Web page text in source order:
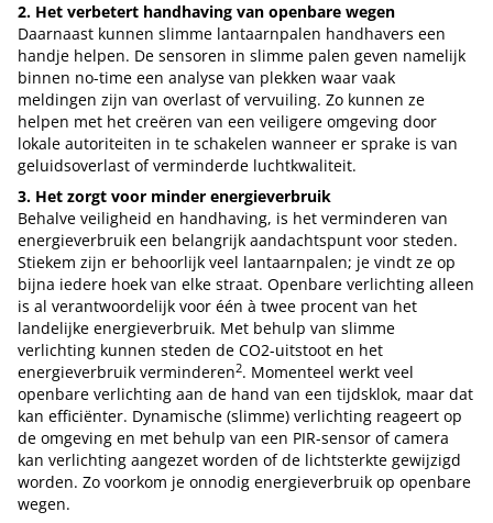
2. Het verbetert handhaving van openbare wegen
Daarnaast kunnen slimme lantaarnpalen handhavers een
handje helpen. De sensoren in slimme palen geven namelijk
binnen no-time een analyse van plekken waar vaak
meldingen zijn van overlast of vervuiling. Zo kunnen ze
helpen met het creëren van een veiligere omgeving door
lokale autoriteiten in te schakelen wanneer er sprake is van
geluidsoverlast of verminderde luchtkwaliteit.
3. Het zorgt voor minder energieverbruik
Behalve veiligheid en handhaving, is het verminderen van
energieverbruik een belangrijk aandachtspunt voor steden.
Stiekem zijn er behoorlijk veel lantaarnpalen; je vindt ze op
bijna iedere hoek van elke straat. Openbare verlichting alleen
is al verantwoordelijk voor één à twee procent van het
landelijke energieverbruik. Met behulp van slimme
verlichting kunnen steden de CO2-uitstoot en het
energieverbruik verminderen2. Momenteel werkt veel
openbare verlichting aan de hand van een tijdsklok, maar dat
kan efficiënter. Dynamische (slimme) verlichting reageert op
de omgeving en met behulp van een PIR-sensor of camera
kan verlichting aangezet worden of de lichtsterkte gewijzigd
worden. Zo voorkom je onnodig energieverbruik op openbare
wegen.